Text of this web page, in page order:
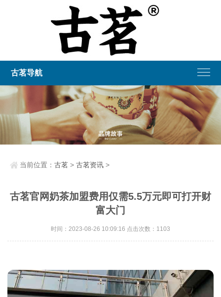
古茗导航
当前位置：古茗 >古茗资讯 >
古茗官网奶茶加盟费用仅需5.5万元即可打开财
富大门
时间：2023-08-26 10:09:16 点击次数：1103